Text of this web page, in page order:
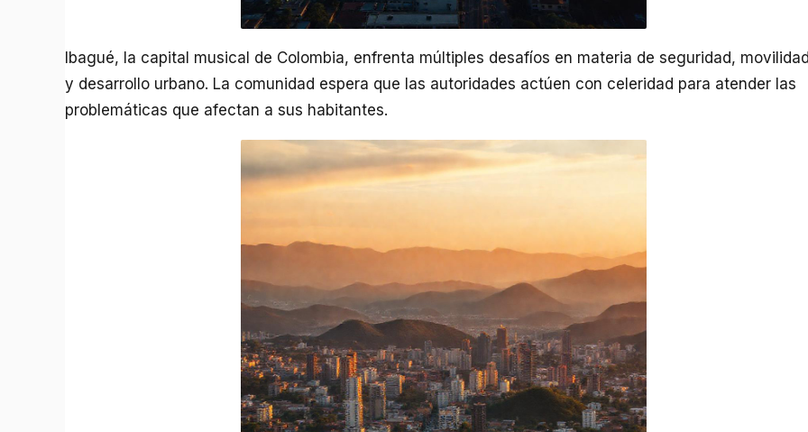
Ibagué, la capital musical de Colombia, enfrenta múltiples desafíos en materia de seguridad,
y desarrollo urbano. La comunidad espera que las autoridades actúen con celeridad para atender las
problemáticas que afectan a sus habitantes.